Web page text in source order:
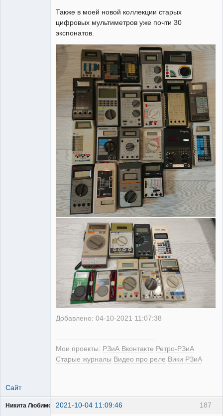
Также в моей новой коллекции старых
цифровых мультиметров уже почти 30
экспонатов.
Добавлено: 04-10-2021 11:07:38
Мои проекты: РЗиА Вконтакте Ретро-РЗиА
Старые журналы Видео про реле Вики РЗиА
Сайт
187
Никита Любимов 2021-10-04 11:09:46